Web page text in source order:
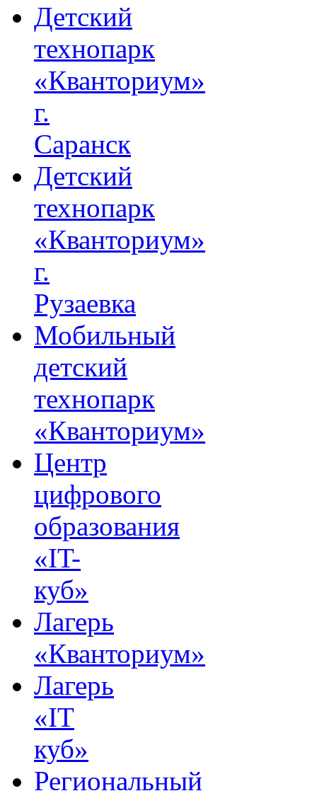
Детский
технопарк
«Кванториум»
г.
Саранск
Детский
технопарк
«Кванториум»
г.
Рузаевка
Мобильный
детский
технопарк
«Кванториум»
Центр
цифрового
образования
«IT-
куб»
Лагерь
«Кванториум»
Лагерь
«IT
куб»
Региональный